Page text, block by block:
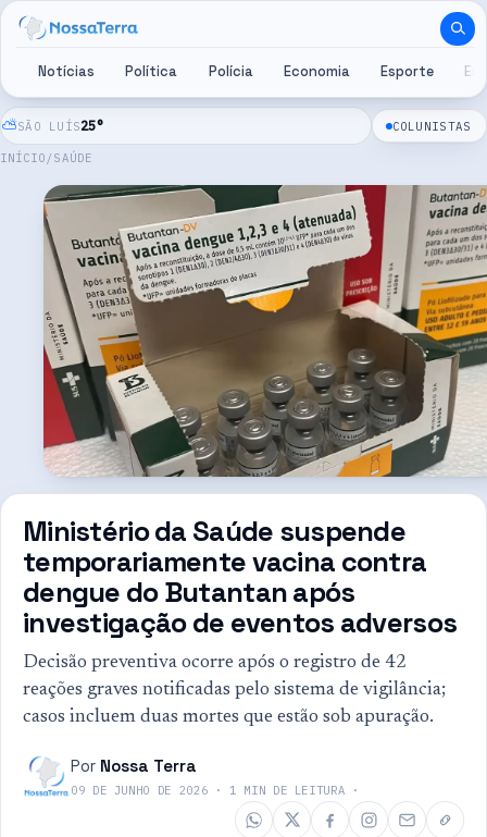
Pular para o conteúdo
Notícias Política Polícia Economia Esporte
⛅SÃO LUÍS25° COLUNISTAS
INÍCIO / SAÚDE
Ministério da Saúde suspende
temporariamente vacina contra
dengue do Butantan após
investigação de eventos adversos
Decisão preventiva ocorre após o registro de 42
reações graves notificadas pelo sistema de vigilância;
casos incluem duas mortes que estão sob apuração.
Por Nossa Terra
09 DE JUNHO DE 2026 · 1 MIN DE LEITURA ·